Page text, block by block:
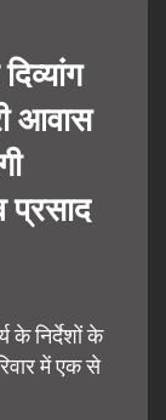
आवास
प्रसाद
के निर्देशों के
में एक से